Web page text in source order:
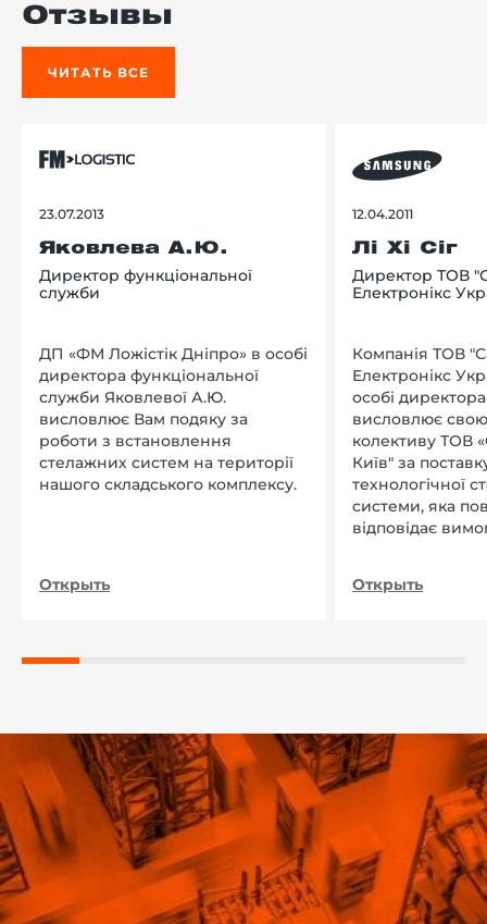
Отзывы
ЧИТАТЬ ВСЕ
23.07.2013
Яковлева А.Ю.
Директор функціональної
служби
ДП «ФМ Ложістік Дніпро» в особі
директора функціональної
служби Яковлевої А.Ю.
висловлює Вам подяку за
роботи з встановлення
стелажних систем на території
нашого складського комплексу.
Открыть
12.04.2011
Лі Хі Сіг
Директор ТОВ
Електронікс
Компанія ТОВ
Електронікс
особі
висловлює
колективу ТОВ
Київ" за
технологічної
системи, яка
відповідає
Открыть